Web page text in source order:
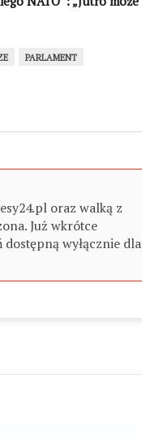
PARLAMENT
oraz walką z
Już wkrótce
wyłącznie dla